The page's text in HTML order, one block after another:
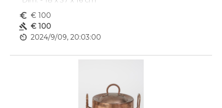
euro_symbol € 100
gavel € 100
av_timer 2024/9/09, 20:03:00